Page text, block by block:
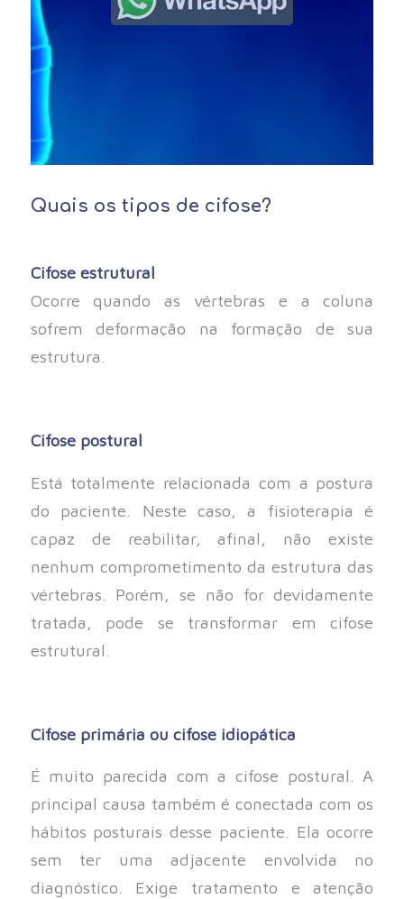
Quais os tipos de cifose?
Cifose estrutural
Ocorre quando as vértebras e a coluna
sofrem deformação na formação de sua
estrutura.
Cifose postural
Está totalmente relacionada com a postura
do paciente. Neste caso, a fisioterapia é
capaz de reabilitar, afinal, não existe
nenhum comprometimento da estrutura das
vértebras. Porém, se não for devidamente
tratada, pode se transformar em cifose
estrutural.
Cifose primária ou cifose idiopática
É muito parecida com a cifose postural. A
principal causa também é conectada com os
hábitos posturais desse paciente. Ela ocorre
sem ter uma adjacente envolvida no
diagnóstico. Exige tratamento e atenção